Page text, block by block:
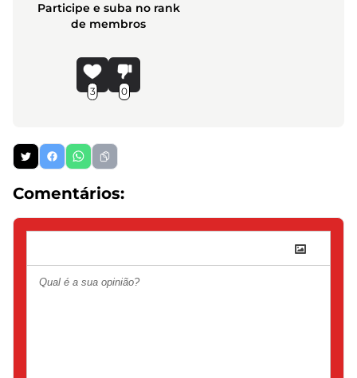
Participe e suba no rank
de membros
3 0
Comentários: